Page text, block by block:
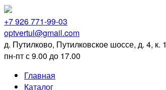
+7 926 771-99-03
optvertul@gmail.com
д. Путилково, Путилковское шоссе, д. 4, к. 1
пн-пт с 9.00 до 17.00
Главная
Каталог